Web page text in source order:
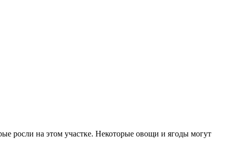
росли на этом участке. Некоторые овощи и ягоды могут